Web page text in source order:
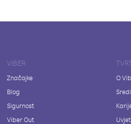
VIBER
Značajke
Blog
Sigurnost
Viber Out
O